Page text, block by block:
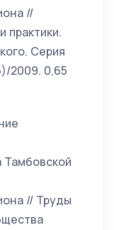
//
практики.
Серия
2009. 0,65
// Труды